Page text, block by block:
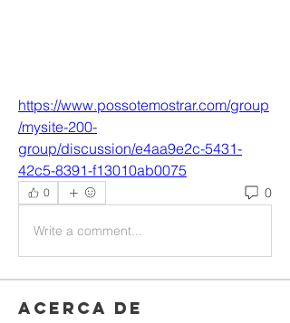
https://www.possotemostrar.com/group
/mysite-200-
group/discussion/e4aa9e2c-5431-
42c5-8391-f13010ab0075
0 0
Write a comment...
Acerca de